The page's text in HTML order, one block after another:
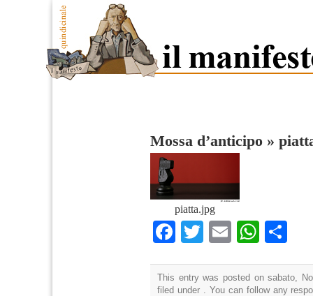
Mossa d’anticipo »
piatta.jpg
Facebook
TwitterEmail
This entry was posted on sabato,
filed under . You can follow any